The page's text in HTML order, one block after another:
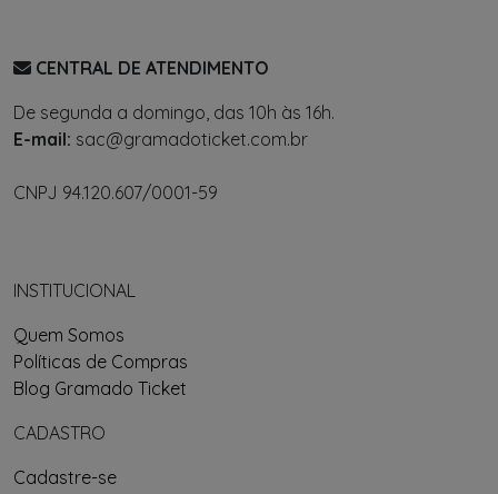
CENTRAL DE ATENDIMENTO
De segunda a domingo, das 10h às 16h.
E-mail: sac@gramadoticket.com.br
CNPJ 94.120.607/0001-59
INSTITUCIONAL
Quem Somos
Políticas de Compras
Blog Gramado Ticket
CADASTRO
Cadastre-se